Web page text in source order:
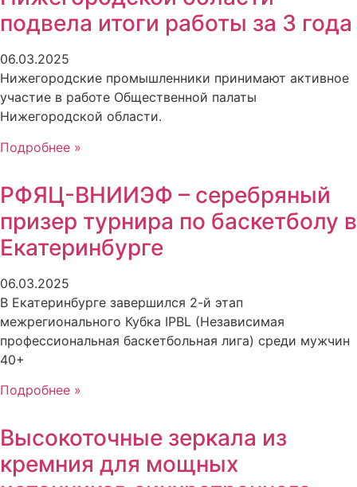
подвела итоги работы за 3 года
06.03.2025
Нижегородские промышленники принимают активное
участие в работе Общественной палаты
Нижегородской области.
Подробнее »
РФЯЦ-ВНИИЭФ – серебряный
призер турнира по баскетболу в
Екатеринбурге
06.03.2025
В Екатеринбурге завершился 2-й этап
межрегионального Кубка IPBL (Независимая
профессиональная баскетбольная лига) среди мужчин
40+
Подробнее »
Высокоточные зеркала из
кремния для мощных